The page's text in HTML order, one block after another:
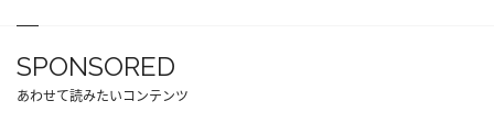
SPONSORED
あわせて読みたいコンテンツ